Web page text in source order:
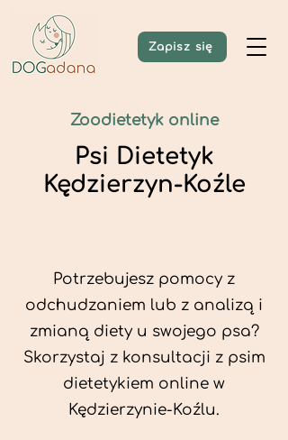
Zapisz się
Zoodietetyk online
Psi Dietetyk
Kędzierzyn-Koźle
Potrzebujesz pomocy z
odchudzaniem lub z analizą i
zmianą diety u swojego psa?
Skorzystaj z konsultacji z psim
dietetykiem online w
Kędzierzynie-Koźlu.